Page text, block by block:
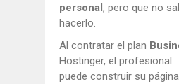
personal, pero que no
hacerlo.
Al contratar el plan
Hostinger, el profesional
puede construir su